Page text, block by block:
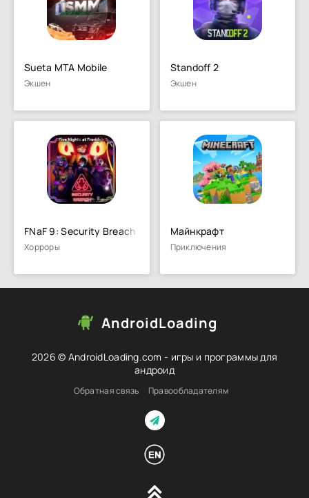
Sueta MTA Mobile
Экшен
Standoff 2
Экшен
FNaF 9: Security Breach
Хорроры
Майнкрафт
Приключения
AndroidLoading
2026 © AndroidLoading.com - игры и программы для
андроид
Обратная связь Правообладателям